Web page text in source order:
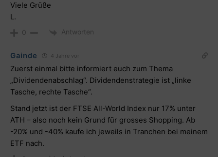
Viele Grüße
L.
0 Antworten
Gainde 4 Jahre vor
Zuerst einmal bitte informiert euch zum Thema
„Dividendenabschlag“. Dividendenstrategie ist „linke
Tasche, rechte Tasche“.
Stand jetzt ist der FTSE All-World Index nur 17% unter
ATH – also noch kein Grund für grosses Shopping. Ab
-20% und -40% kaufe ich jeweils in Tranchen bei meinem
ETF nach.